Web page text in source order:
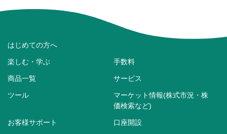
はじめての方へ
楽しむ・学ぶ 手数料
商品一覧 サービス
ツール
マーケット情報(株式市況・株
価検索など)
お客様サポート 口座開設